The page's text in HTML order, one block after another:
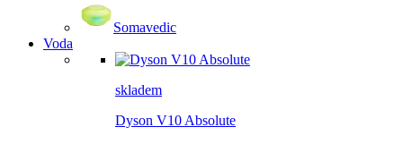
Somavedic
Voda
skladem
Dyson V10 Absolute